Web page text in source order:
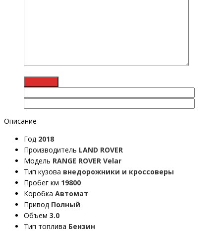
Описание
Год 2018
Производитель LAND ROVER
Модель RANGE ROVER Velar
Тип кузова внедорожники и кроссоверы
Пробег км 19800
Коробка Автомат
Привод Полный
Объем 3.0
Тип топлива Бензин